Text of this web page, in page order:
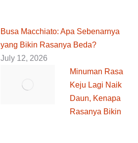
Busa Macchiato: Apa Sebenarnya
yang Bikin Rasanya Beda?
July 12, 2026
Minuman Rasa
Keju Lagi Naik
Daun, Kenapa
Rasanya Bikin